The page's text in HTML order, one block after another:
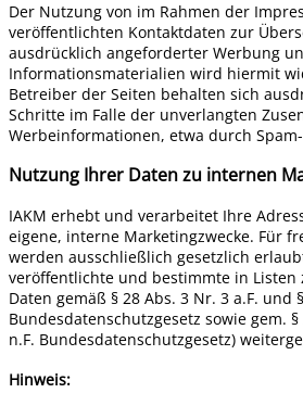
Der Nutzung von im Rahmen der
veröffentlichten Kontaktdaten zur
ausdrücklich angeforderter Werbung
Informationsmaterialien wird hiermit
Betreiber der Seiten behalten sich
Schritte im Falle der unverlangten
Werbeinformationen, etwa durch
Nutzung Ihrer Daten zu internen
IAKM erhebt und verarbeitet Ihre
eigene, interne Marketingzwecke. Für
werden ausschließlich gesetzlich
veröffentlichte und bestimmte in Listen
Daten gemäß § 28 Abs. 3 Nr. 3 a.F. und
Bundesdatenschutzgesetz sowie gem. §
n.F. Bundesdatenschutzgesetz)
Hinweis: